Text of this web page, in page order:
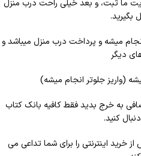
ما ثبت، و بعد خیلی راحت درب منزل
بگیرید.
میشه و پرداخت درب منزل میباشد و
دیگر
به خرج بدید فقط کافیه بانک کتاب
کنید.
خرید اینترنتی را برای شما تداعی می